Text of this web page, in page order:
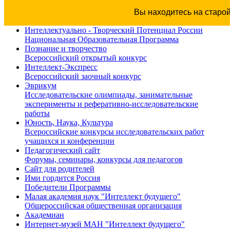
Вы находитесь на
Интеллектуально - Творческий Потенциал России
Национальная Образовательная Программа
Познание и творчество
Всероссийский открытый конкурс
Интеллект-Экспресс
Всероссийский заочный конкурс
Эврикум
Исследовательские олимпиады, занимательные
эксперименты и реферативно-исследовательские
работы
Юность, Наука, Культура
Всероссийские конкурсы исследовательских работ
учащихся и конференции
Педагогический сайт
Форумы, семинары, конкурсы для педагогов
Сайт для родителей
Ими гордится Россия
Победители Программы
Малая академия наук "Интеллект будущего"
Общероссийская общественная организация
Академиан
Интернет-музей МАН "Интеллект будущего"